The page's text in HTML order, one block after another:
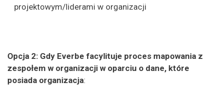
projektowym/liderami w organizacji
Opcja 2: Gdy Everbe facylituje proces mapowania z
zespołem w organizacji w oparciu o dane, które
posiada organizacja: